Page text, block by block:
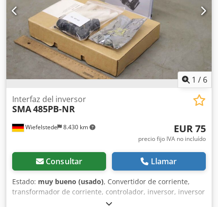
/ 400 / 415 V (3~) Frecuencia de red: 50 / 60 Hz Corriente
máxima de salida de CA: 36,2 A Grado de protección: IP65
Clase de protección: I Categoría de sobretensión: III Peso:
máx. 61 kg
1 / 6
Wiefelstede 8.430 km
Interfaz del inversor
SMA485PB-NR
EUR 75
precio fijo IVA no incluído
Consultar Llamar
Estado: muy bueno (usado), Convertidor de corriente,
transformador de corriente, controlador, inversor, inversor
de corriente alterna, inversor de energía solar -Fabricante: